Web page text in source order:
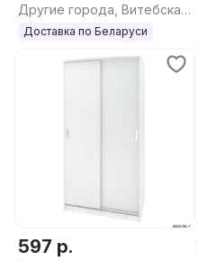
Другие города, Витебская
область
Доставка по Беларуси
597 р.